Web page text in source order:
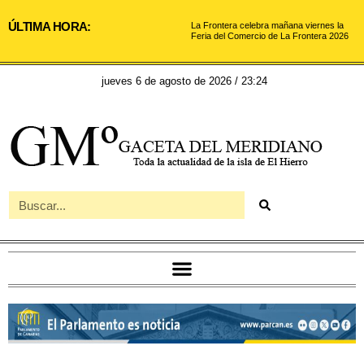
ÚLTIMA HORA:
La Frontera celebra mañana viernes la
Feria del Comercio de La Frontera 2026
jueves 6 de agosto de 2026 / 23:24